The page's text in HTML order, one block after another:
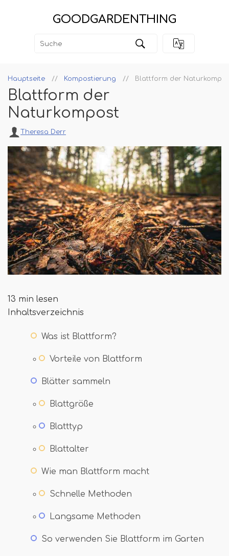
GOODGARDENTHING
Hauptseite Kompostierung Blattform der
Blattform der
Naturkompost
Theresa Derr
13 min lesen
Inhaltsverzeichnis
Was ist Blattform?
Vorteile von Blattform
Blätter sammeln
Blattgröße
Blatttyp
Blattalter
Wie man Blattform macht
Schnelle Methoden
Langsame Methoden
So verwenden Sie Blattform im Garten